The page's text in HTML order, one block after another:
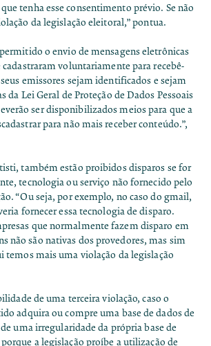
tenha esse consentimento prévio. Se não
da legislação eleitoral,” pontua.
o envio de mensagens eletrônicas
cadastraram voluntariamente para recebê-
emissores sejam identificados e sejam
da Lei Geral de Proteção de Dados Pessoais
ser disponibilizados meios para que a
para não mais receber conteúdo.”,
também estão proibidos disparos se for
tecnologia ou serviço não fornecido pelo
“Ou seja, por exemplo, no caso do gmail,
fornecer essa tecnologia de disparo.
que normalmente fazem disparo em
não são nativas dos provedores, mas sim
temos mais uma violação da legislação
de uma terceira violação, caso o
adquira ou compre uma base de dados de
uma irregularidade da própria base de
a legislação proíbe a utilização de